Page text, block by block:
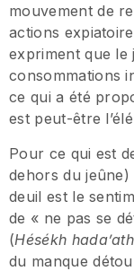
mouvement de
actions
expriment que le
consommations
ce qui a été
est peut-être
Pour ce qui est
dehors du
deuil est le
de « ne pas se
(Hésékh
du manque